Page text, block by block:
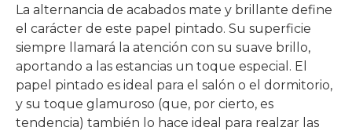
La alternancia de acabados mate y brillante define
el carácter de este papel pintado. Su superficie
siempre llamará la atención con su suave brillo,
aportando a las estancias un toque especial. El
papel pintado es ideal para el salón o el dormitorio,
y su toque glamuroso (que, por cierto, es
tendencia) también lo hace ideal para realzar las